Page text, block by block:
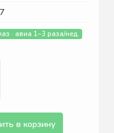
· авиа 1–3 раза/нед.
в корзину